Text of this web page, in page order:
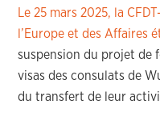
Le 25 mars 2025, la
l’Europe et des Affaires
suspension du projet de
visas des consulats de
du transfert de leur